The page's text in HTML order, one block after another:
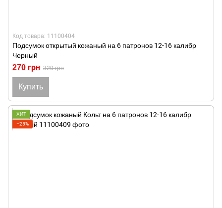
Код товара: 11100404
Подсумок открытый кожаный на 6 патронов 12-16 калибр
Черный
270 грн 320 грн
Купить
ХИТ
−25%